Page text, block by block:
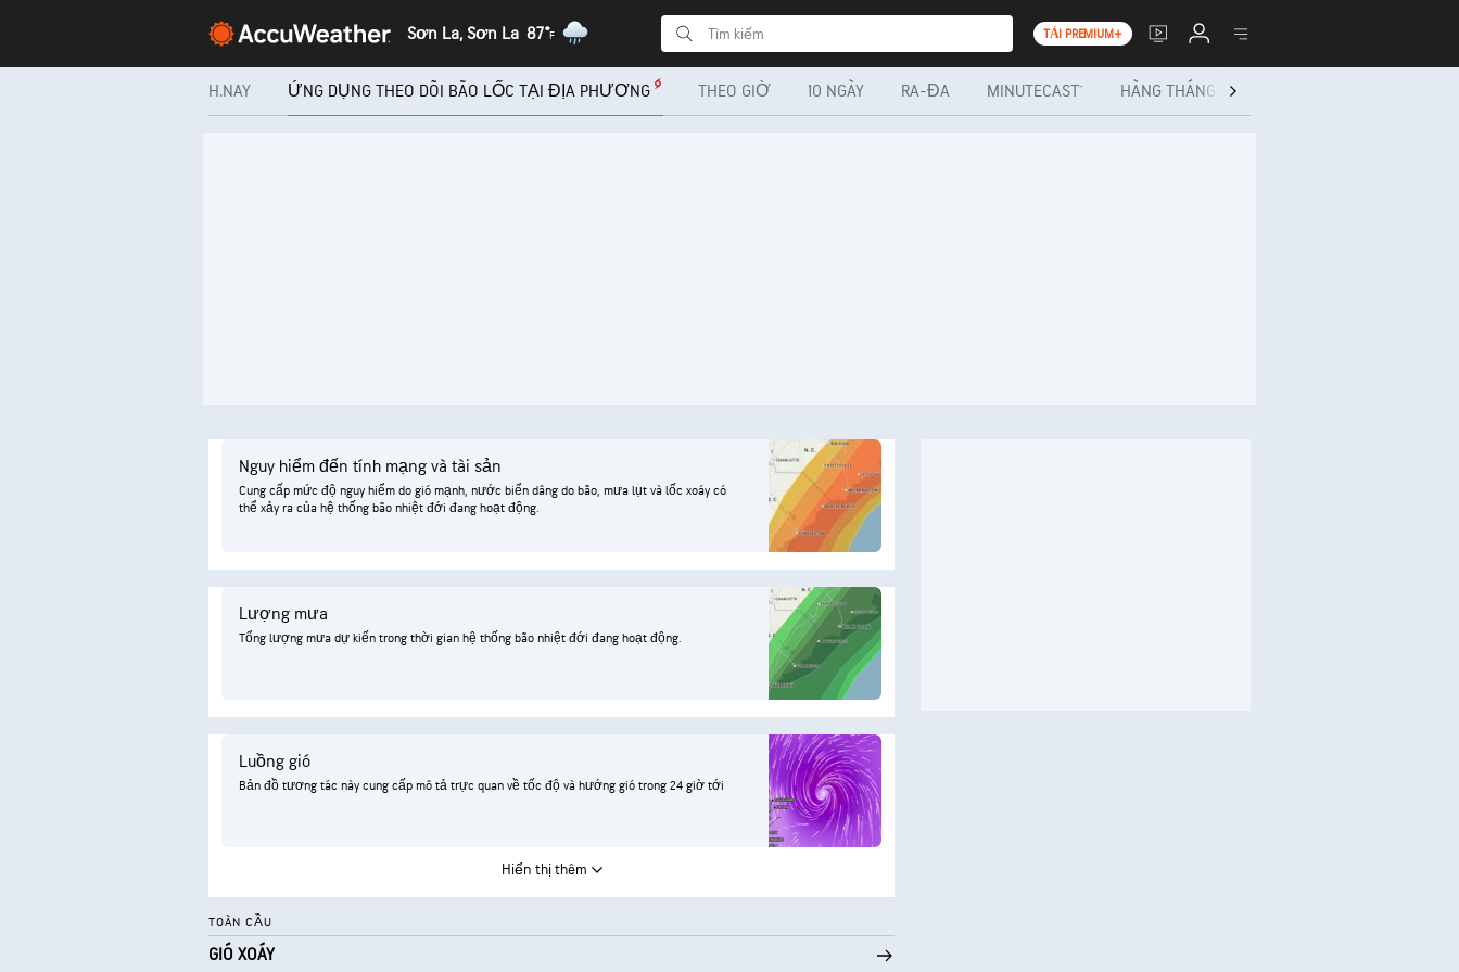
Sơn La, Sơn La 87°F TẢI PREMIUM+
H.NAY ỨNG DỤNG THEO DÕI BÃO LỐC TẠI ĐỊA PHƯƠNG THEO GIỜ 10 NGÀY RA-ĐA MINUTECAST® HÀNG THÁNG
Nguy hiểm đến tính mạng và tài sản
Cung cấp mức độ nguy hiểm do gió mạnh, nước biển dâng do bão, mưa lụt và lốc xoáy có
thể xảy ra của hệ thống bão nhiệt đới đang hoạt động.
Lượng mưa
Tổng lượng mưa dự kiến trong thời gian hệ thống bão nhiệt đới đang hoạt động.
Luồng gió
Bản đồ tương tác này cung cấp mô tả trực quan về tốc độ và hướng gió trong 24 giờ tới
Hiển thị thêm
TOÀN CẦU
GIÓ XOÁY